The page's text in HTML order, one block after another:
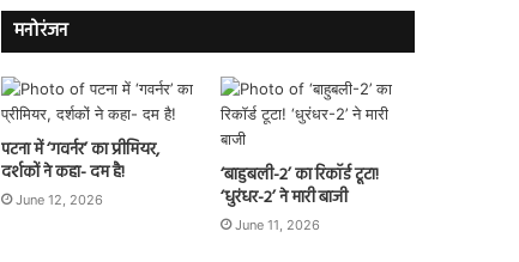
मनोरंजन
पटना में ‘गवर्नर’ का प्रीमियर,
दर्शकों ने कहा- दम है!
June 12, 2026
‘बाहुबली-2’ का रिकॉर्ड टूटा!
‘धुरंधर-2’ ने मारी बाजी
June 11, 2026